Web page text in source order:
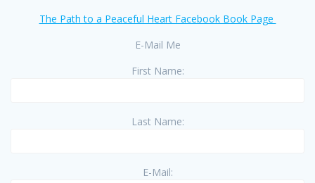
The Path to a Peaceful Heart Facebook Book Page
E-Mail Me
First Name:
Last Name:
E-Mail: